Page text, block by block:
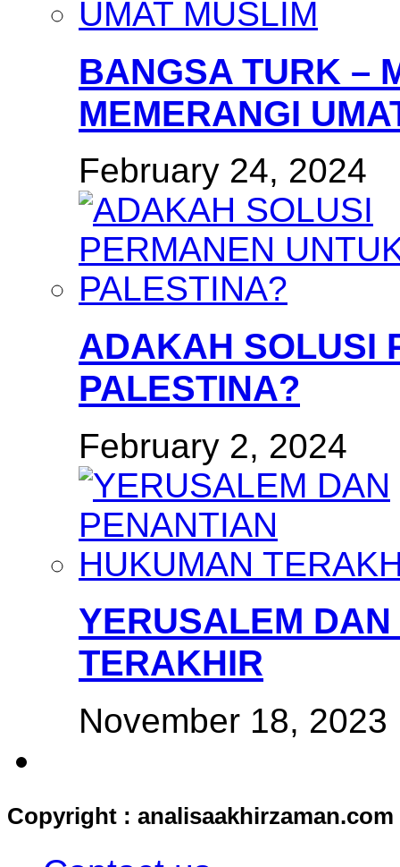
BANGSA TURK –
MEMERANGI
February 24, 2024
ADAKAH SOLUSI
PALESTINA?
February 2, 2024
YERUSALEM
TERAKHIR
November 18, 2023
Copyright : analisaakhirzaman.com